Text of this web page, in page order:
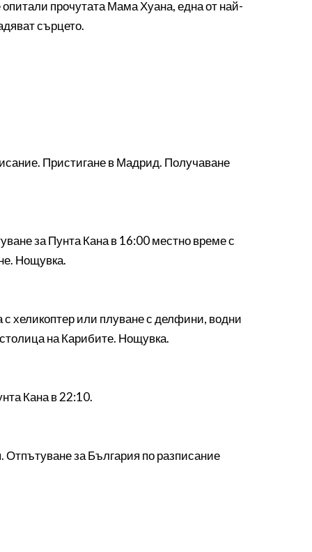
прочутата Мама Хуана, една от най-
сърцето.
Пристигане в Мадрид. Получаване
за Пунта Кана в 16:00 местно време с
Нощувка.
с хеликоптер или плуване с делфини, водни
на Карибите. Нощувка.
Кана в 22:10.
за България по разписание